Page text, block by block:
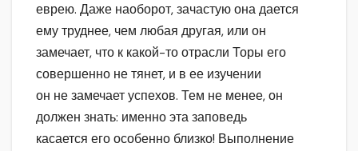
еврею. Даже наоборот, зачастую она дается
ему труднее, чем любая другая, или он
замечает, что к какой-то отрасли Торы его
совершенно не тянет, и в ее изучении
он не замечает успехов. Тем не менее, он
должен знать: именно эта заповедь
касается его особенно близко! Выполнение